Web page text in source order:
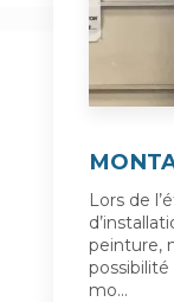
Lors de
peinture,
possibilité
mo...